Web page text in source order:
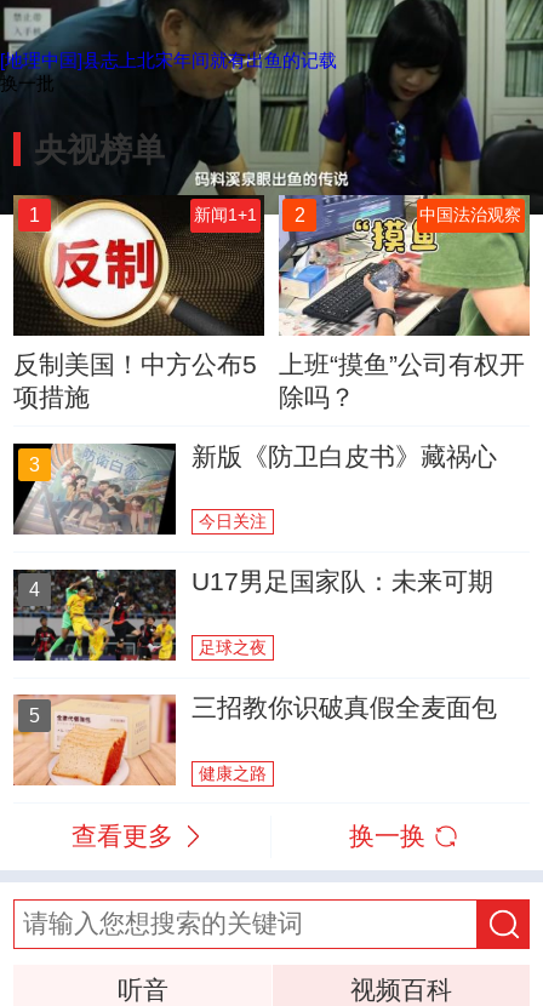
[地理中国]县志上北宋年间就有出鱼的记载
换一批
央视榜单
1 新闻1+1
反制美国！中方公布5
项措施
2 中国法治观察
上班“摸鱼”公司有权开
除吗？
3 新版《防卫白皮书》藏祸心
今日关注
4 U17男足国家队：未来可期
足球之夜
5 三招教你识破真假全麦面包
健康之路
查看更多 换一换
听音 视频百科